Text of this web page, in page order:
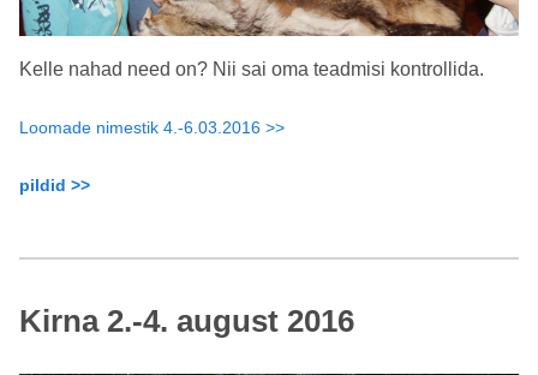
Kelle nahad need on? Nii sai oma teadmisi kontrollida.
Loomade nimestik 4.-6.03.2016 >>
pildid >>
Kirna 2.-4. august 2016